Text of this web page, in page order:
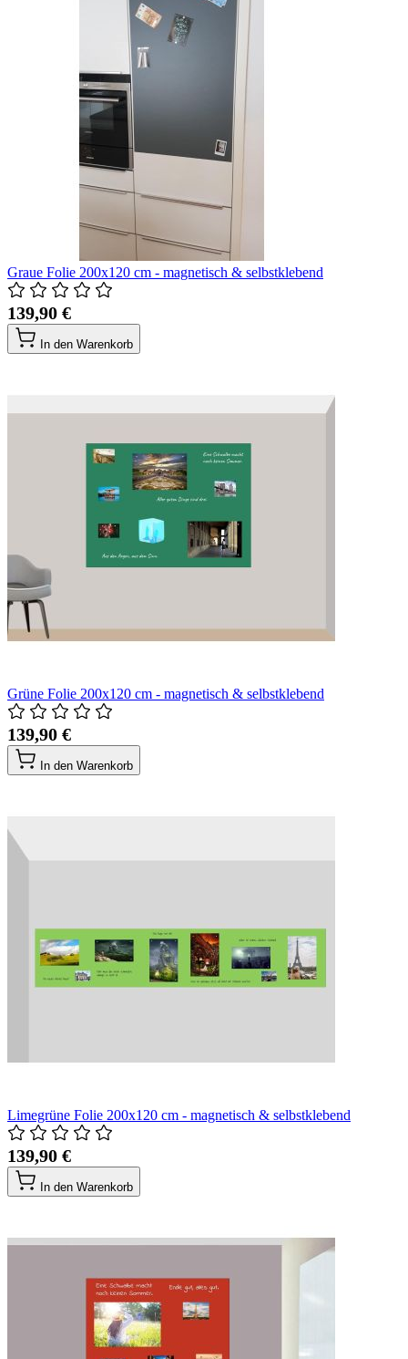
Graue Folie 200x120 cm - magnetisch & selbstklebend
139,90 €
In den Warenkorb
Grüne Folie 200x120 cm - magnetisch & selbstklebend
139,90 €
In den Warenkorb
Limegrüne Folie 200x120 cm - magnetisch & selbstklebend
139,90 €
In den Warenkorb